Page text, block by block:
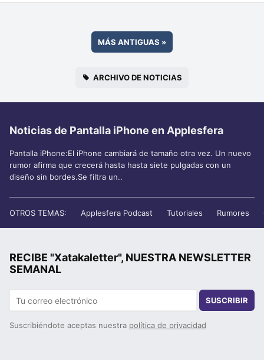
MÁS ANTIGUAS »
ARCHIVO DE NOTICIAS
Noticias de Pantalla iPhone en Applesfera
Pantalla iPhone:El iPhone cambiará de tamaño otra vez. Un nuevo
rumor afirma que crecerá hasta hasta siete pulgadas con un
diseño sin bordes.Se filtra un..
OTROS TEMAS: Applesfera Podcast Tutoriales Rumores
RECIBE "Xatakaletter", NUESTRA NEWSLETTER
SEMANAL
SUSCRIBIR
Suscribiéndote aceptas nuestra política de privacidad